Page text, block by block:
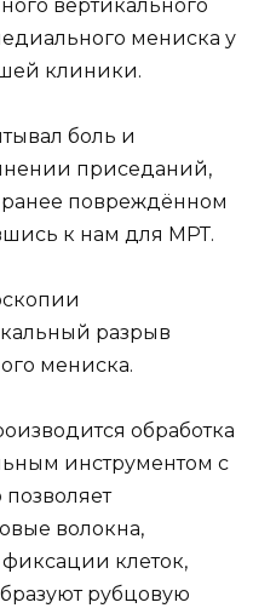
вертикального
мениска у
клиники.
боль и
приседаний,
повреждённом
к нам для МРТ.
разрыв
мениска.
обработка
инструментом с
волокна,
клеток,
рубцовую